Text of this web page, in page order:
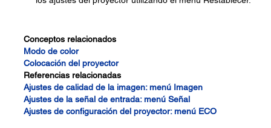
Conceptos relacionados
Modo de color
Colocación del proyector
Referencias relacionadas
Ajustes de calidad de la imagen: menú Imagen
Ajustes de la señal de entrada: menú Señal
Ajustes de configuración del proyector: menú ECO